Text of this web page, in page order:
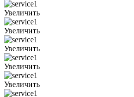
Увеличить
Увеличить
Увеличить
Увеличить
Увеличить